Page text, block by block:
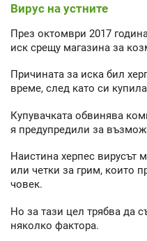
Вирус на устните
През октомври 2017
иск срещу магазина за
Причината за иска бил
време, след като си
Купувачката обвинява
я предупредили за
Наистина херпес вирусът
или четки за грим, които
човек.
Но за тази цел трябва да
няколко фактора.